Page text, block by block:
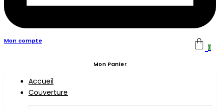
Mon compte
0
Mon Panier
Accueil
Couverture